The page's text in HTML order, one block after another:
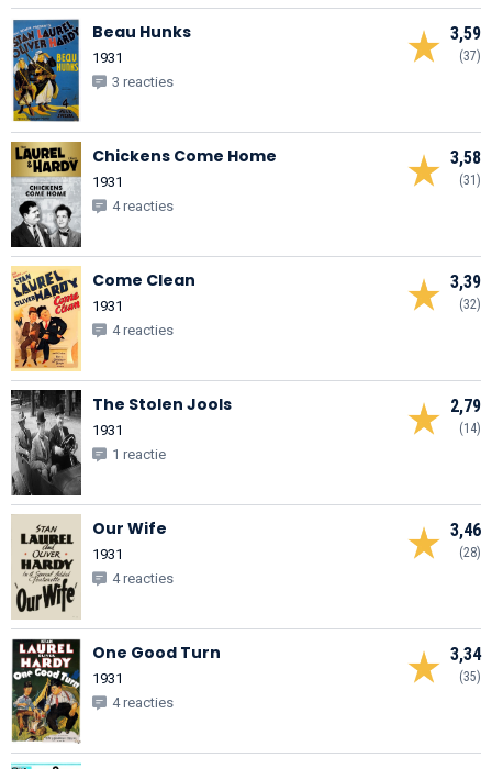
3,59
(37)
Beau Hunks
1931
3 reacties
3,58
(31)
Chickens Come Home
1931
4 reacties
3,39
(32)
Come Clean
1931
4 reacties
2,79
(14)
The Stolen Jools
1931
1 reactie
3,46
(28)
Our Wife
1931
4 reacties
3,34
(35)
One Good Turn
1931
4 reacties